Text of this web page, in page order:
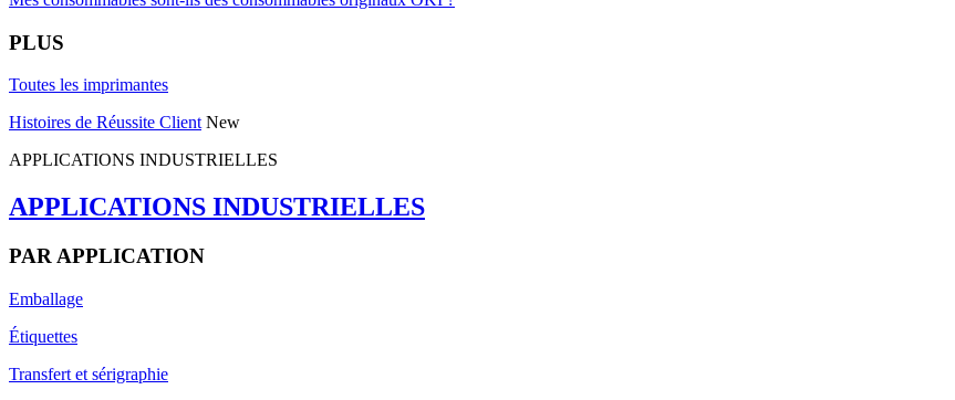
PLUS
Toutes les imprimantes
Histoires de Réussite Client New
APPLICATIONS INDUSTRIELLES
APPLICATIONS INDUSTRIELLES
PAR APPLICATION
Emballage
Étiquettes
Transfert et sérigraphie